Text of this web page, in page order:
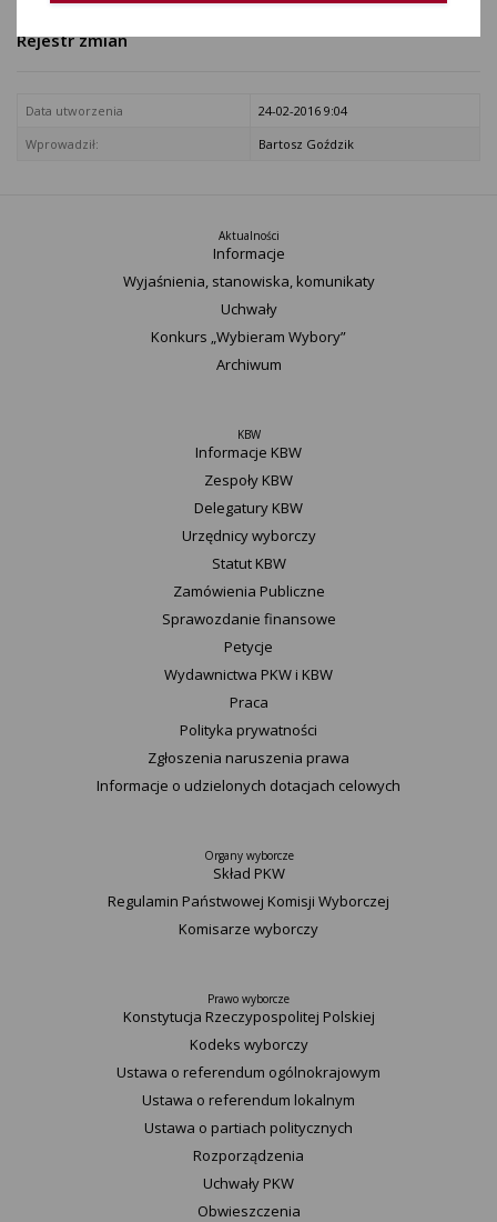
Rejestr zmian
Data utworzenia
24-02-2016 9:04
Wprowadził:
Bartosz Goździk
Aktualności
Informacje
Wyjaśnienia, stanowiska, komunikaty
Uchwały
Konkurs „Wybieram Wybory”
Archiwum
KBW
Informacje KBW
Zespoły KBW
Delegatury ​KBW
Urzędnicy wyborczy
Statut K​BW
Zamówienia Publiczne
Sprawozdanie finansowe
Petycje
Wydawnictwa PKW i KBW
Praca
Polityka prywatności
Zgłoszenia naruszenia prawa
Informacje o udzielonych dotacjach celowych
Organy wyborcze
Skład PKW
Regulamin Państwowej Komisji Wyborczej
Komisarze wyborczy
Prawo wyborcze
Konstytucja Rzeczypospolitej Polskiej​
Kodeks wyborczy
Ustawa o referendum ogólnokrajowym
Ustawa o referendum lokalnym
Ustawa o partiach politycznych
Rozporządzenia
Uchwały PKW
Obwieszczenia